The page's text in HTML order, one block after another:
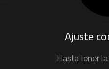
Ajuste
Hasta tener